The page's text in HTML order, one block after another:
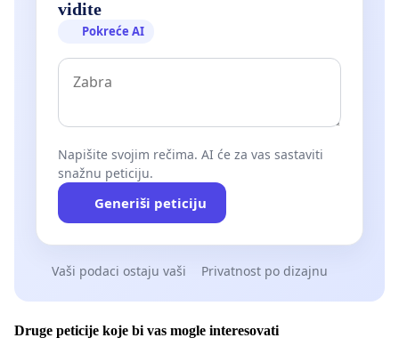
vidite
Pokreće AI
Napišite svojim rečima. AI će za vas sastaviti
snažnu peticiju.
Generiši peticiju
Vaši podaci ostaju vaši Privatnost po dizajnu
Druge peticije koje bi vas mogle interesovati